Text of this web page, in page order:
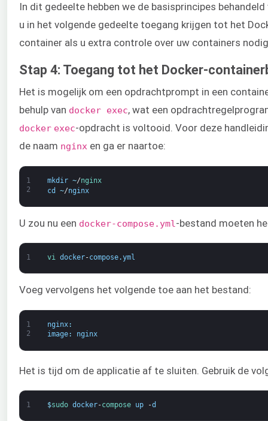
In dit gedeelte hebben we de basisprincipes
u in het volgende gedeelte toegang krijgen tot het
container als u extra controle over uw containers
Stap 4: Toegang tot het Docker-
Het is mogelijk om een opdrachtprompt in een
behulp van docker exec, wat een
docker exec-opdracht is voltooid. Voor deze
de naam nginx en ga er naartoe:
1
2
mkdir ~/nginx
cd
~/nginx
U zou nu een docker-compose.yml -bestand moeten
1 vi docker-compose.yml
Voeg vervolgens het volgende toe aan het bestand:
1
2
nginx:
image: nginx
Het is tijd om de applicatie af te sluiten. Gebruik de
1 $sudo docker-compose up -d